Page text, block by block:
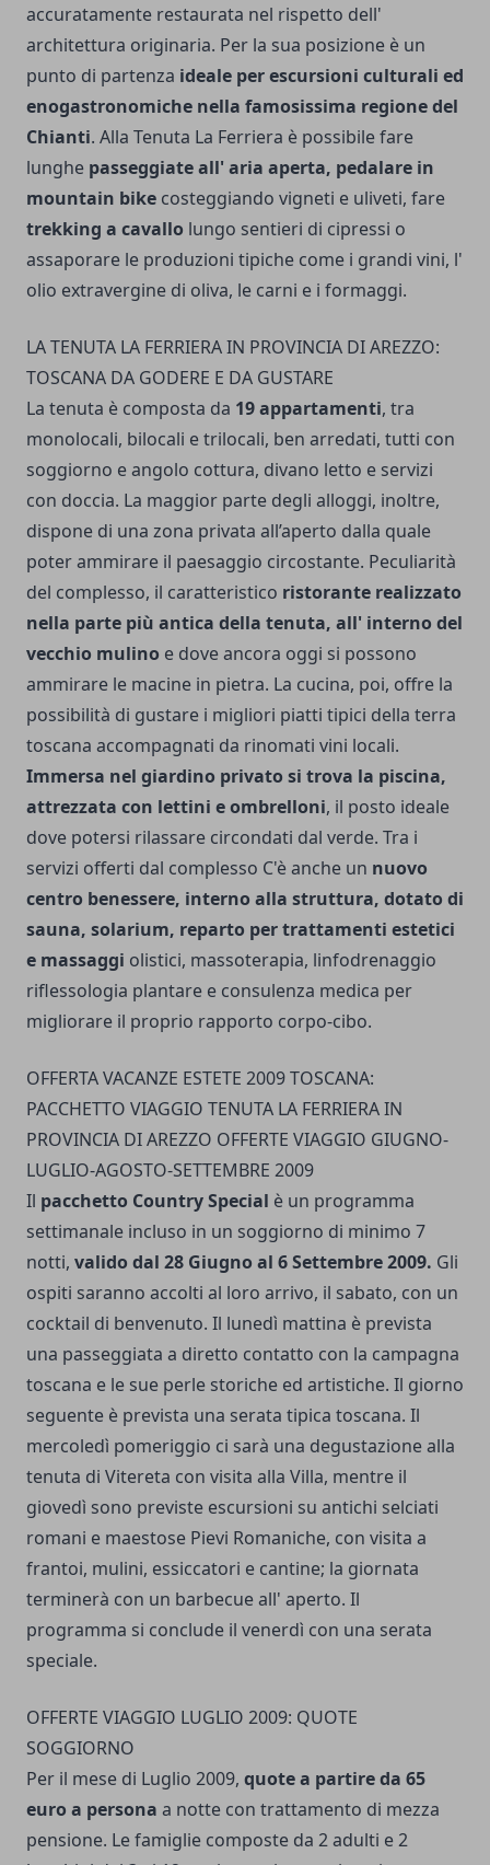
accuratamente restaurata nel rispetto dell'
architettura originaria. Per la sua posizione è un
punto di partenza ideale per escursioni culturali ed
enogastronomiche nella famosissima regione del
Chianti. Alla Tenuta La Ferriera è possibile fare
lunghe passeggiate all' aria aperta, pedalare in
mountain bike costeggiando vigneti e uliveti, fare
trekking a cavallo lungo sentieri di cipressi o
assaporare le produzioni tipiche come i grandi vini, l'
olio extravergine di oliva, le carni e i formaggi.
LA TENUTA LA FERRIERA IN PROVINCIA DI AREZZO:
TOSCANA DA GODERE E DA GUSTARE
La tenuta è composta da 19 appartamenti, tra
monolocali, bilocali e trilocali, ben arredati, tutti con
soggiorno e angolo cottura, divano letto e servizi
con doccia. La maggior parte degli alloggi, inoltre,
dispone di una zona privata all’aperto dalla quale
poter ammirare il paesaggio circostante. Peculiarità
del complesso, il caratteristico ristorante realizzato
nella parte più antica della tenuta, all' interno del
vecchio mulino e dove ancora oggi si possono
ammirare le macine in pietra. La cucina, poi, offre la
possibilità di gustare i migliori piatti tipici della terra
toscana accompagnati da rinomati vini locali.
Immersa nel giardino privato si trova la piscina,
attrezzata con lettini e ombrelloni, il posto ideale
dove potersi rilassare circondati dal verde. Tra i
servizi offerti dal complesso C'è anche un nuovo
centro benessere, interno alla struttura, dotato di
sauna, solarium, reparto per trattamenti estetici
e massaggi olistici, massoterapia, linfodrenaggio
riflessologia plantare e consulenza medica per
migliorare il proprio rapporto corpo-cibo.
OFFERTA VACANZE ESTETE 2009 TOSCANA:
PACCHETTO VIAGGIO TENUTA LA FERRIERA IN
PROVINCIA DI AREZZO OFFERTE VIAGGIO GIUGNO-
LUGLIO-AGOSTO-SETTEMBRE 2009
Il pacchetto Country Special è un programma
settimanale incluso in un soggiorno di minimo 7
notti, valido dal 28 Giugno al 6 Settembre 2009. Gli
ospiti saranno accolti al loro arrivo, il sabato, con un
cocktail di benvenuto. Il lunedì mattina è prevista
una passeggiata a diretto contatto con la campagna
toscana e le sue perle storiche ed artistiche. Il giorno
seguente è prevista una serata tipica toscana. Il
mercoledì pomeriggio ci sarà una degustazione alla
tenuta di Vitereta con visita alla Villa, mentre il
giovedì sono previste escursioni su antichi selciati
romani e maestose Pievi Romaniche, con visita a
frantoi, mulini, essiccatori e cantine; la giornata
terminerà con un barbecue all' aperto. Il
programma si conclude il venerdì con una serata
speciale.
OFFERTE VIAGGIO LUGLIO 2009: QUOTE
SOGGIORNO
Per il mese di Luglio 2009, quote a partire da 65
euro a persona a notte con trattamento di mezza
pensione. Le famiglie composte da 2 adulti e 2